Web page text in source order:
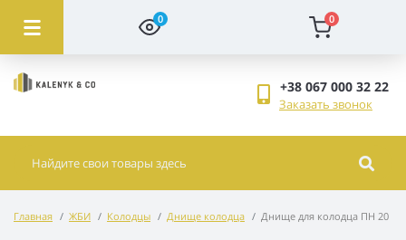
0 0
+38 067 000 32 22
Заказать звонок
Главная ЖБИ Колодцы Днище колодца Днище для колодца ПН 20